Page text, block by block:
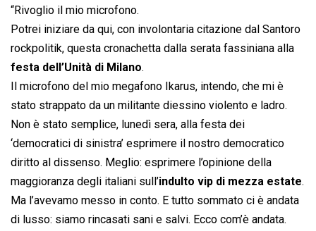
o
k
p
p
I
n
s
k
“Rivoglio il mio microfono.
Potrei iniziare da qui, con involontaria citazione dal Santoro
rockpolitik, questa cronachetta dalla serata fassiniana alla
festa dell’Unità di Milano.
Il microfono del mio megafono Ikarus, intendo, che mi è
stato strappato da un militante diessino violento e ladro.
Non è stato semplice, lunedì sera, alla festa dei
‘democratici di sinistra’ esprimere il nostro democratico
diritto al dissenso. Meglio: esprimere l’opinione della
maggioranza degli italiani sull’indulto vip di mezza estate.
Ma l’avevamo messo in conto. E tutto sommato ci è andata
di lusso: siamo rincasati sani e salvi. Ecco com’è andata.